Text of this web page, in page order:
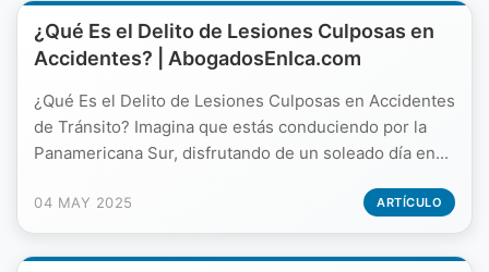
¿Qué Es el Delito de Lesiones Culposas en
Accidentes? | AbogadosEnIca.com
¿Qué Es el Delito de Lesiones Culposas en Accidentes
de Tránsito? Imagina que estás conduciendo por la
Panamericana Sur, disfrutando de un soleado día en...
04 MAY 2025 ARTÍCULO